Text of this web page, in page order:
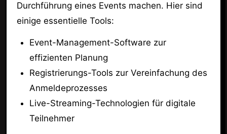
Durchführung eines Events machen. Hier sind
einige essentielle Tools:
Event-Management-Software zur
effizienten Planung
Registrierungs-Tools zur Vereinfachung des
Anmeldeprozesses
Live-Streaming-Technologien für digitale
Teilnehmer